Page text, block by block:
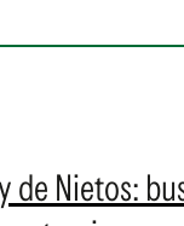
de Nietos: